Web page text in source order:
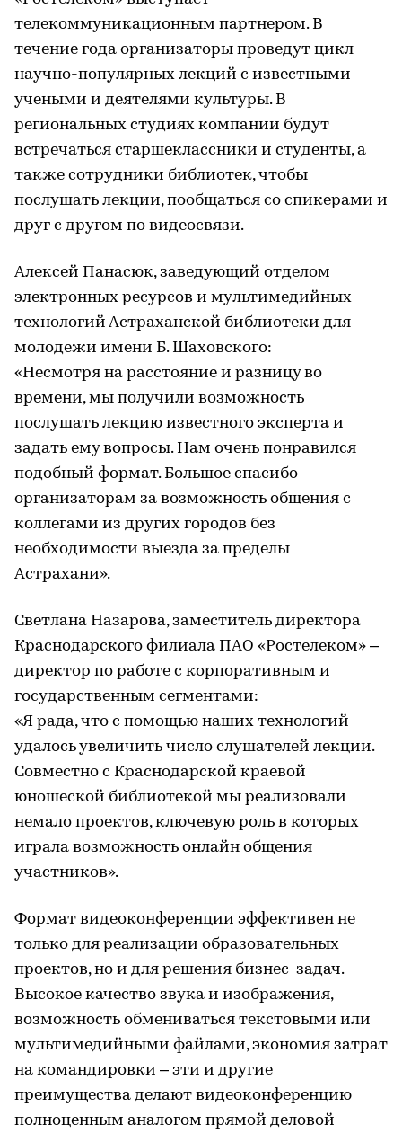
телекоммуникационным партнером. В
течение года организаторы проведут цикл
научно-популярных лекций с известными
учеными и деятелями культуры. В
региональных студиях компании будут
встречаться старшеклассники и студенты, а
также сотрудники библиотек, чтобы
послушать лекции, пообщаться со спикерами и
друг с другом по видеосвязи.
Алексей Панасюк, заведующий отделом
электронных ресурсов и мультимедийных
технологий Астраханской библиотеки для
молодежи имени Б. Шаховского:
«Несмотря на расстояние и разницу во
времени, мы получили возможность
послушать лекцию известного эксперта и
задать ему вопросы. Нам очень понравился
подобный формат. Большое спасибо
организаторам за возможность общения с
коллегами из других городов без
необходимости выезда за пределы
Астрахани».
Светлана Назарова, заместитель директора
Краснодарского филиала ПАО «Ростелеком» –
директор по работе с корпоративным и
государственным сегментами:
«Я рада, что с помощью наших технологий
удалось увеличить число слушателей лекции.
Совместно с Краснодарской краевой
юношеской библиотекой мы реализовали
немало проектов, ключевую роль в которых
играла возможность онлайн общения
участников».
Формат видеоконференции эффективен не
только для реализации образовательных
проектов, но и для решения бизнес-задач.
Высокое качество звука и изображения,
возможность обмениваться текстовыми или
мультимедийными файлами, экономия затрат
на командировки – эти и другие
преимущества делают видеоконференцию
полноценным аналогом прямой деловой